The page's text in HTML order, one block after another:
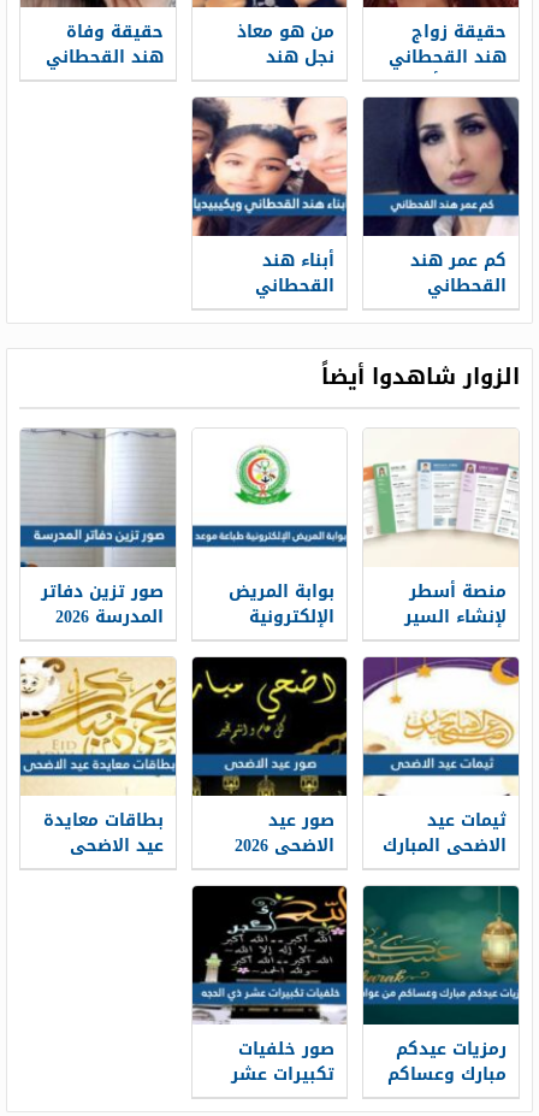
حقيقة زواج
هند القحطاني
من رجل أعمال
سعودي
من هو معاذ
نجل هند
القحطاني
ويكيبيديا
حقيقة وفاة
هند القحطاني
كم عمر هند
القحطاني
أبناء هند
القحطاني
ويكيبيديا
الزوار شاهدوا أيضاً
منصة أسطر
لإنشاء السير
الذاتية: حين
تتحول الخبرات
إلى حكاية
مهنية واضحة
بوابة المريض
الإلكترونية
طباعة موعد
والتسجيل فيه
1448
صور تزين دفاتر
المدرسة 2026
ثيمات عيد
الاضحى المبارك
1448 / 2026
صور عيد
الاضحى 2026
خلفيات تهنئة
عيد الاضحى
جديدة 1448
بطاقات معايدة
عيد الاضحى
المبارك 2026 ،
رمزيات عيدكم
مبارك وعساكم
من عواده 1448 /
صور خلفيات
تكبيرات عشر
ذي الحجة